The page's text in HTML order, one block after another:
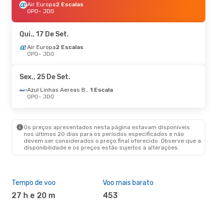
Air Europa2 Escalas
OPO- JDO
Qui., 17 De Set.
Air Europa2 Escalas
OPO- JDO
Sex., 25 De Set.
Azul Linhas Aereas Brasileiras 1 Escala
OPO- JDO
Os preços apresentados nesta página estavam disponíveis
nos últimos 20 dias para os períodos especificados e não
devem ser considerados o preço final oferecido. Observe que a
disponibilidade e os preços estão sujeitos a alterações.
Tempo de voo
27 h e 20 m
Voo mais barato
453